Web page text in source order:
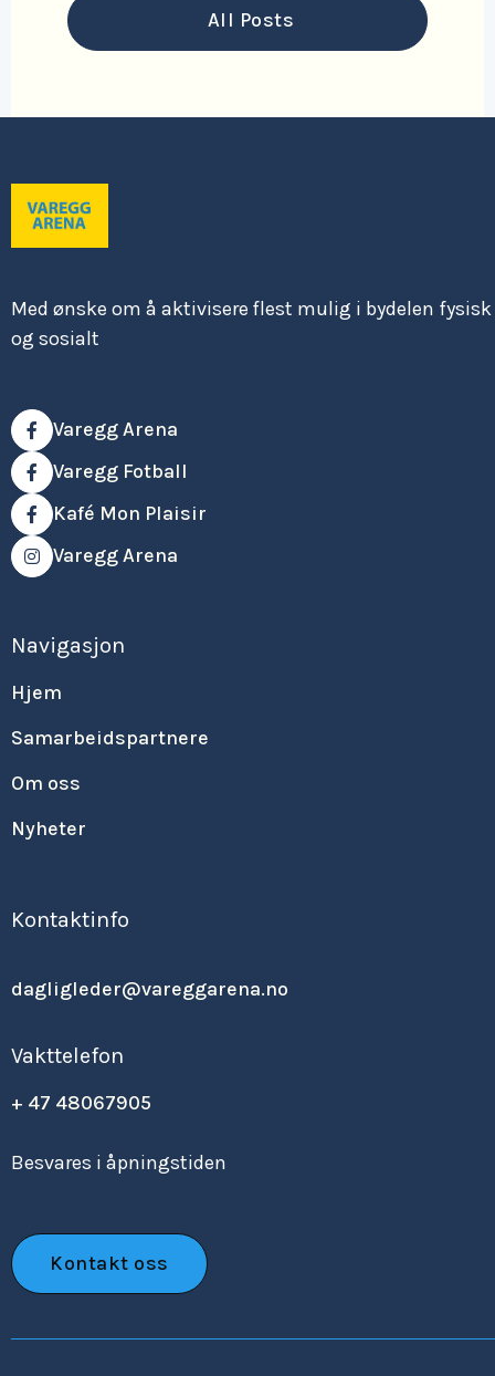
All Posts
Med ønske om å aktivisere flest mulig i bydelen fysisk
og sosialt
 Varegg Arena
 Varegg Fotball
 Kafé Mon Plaisir
 Varegg Arena
Navigasjon
Hjem
Samarbeidspartnere
Om oss
Nyheter
Kontaktinfo
dagligleder@vareggarena.no
Vakttelefon
+ 47 48067905
Besvares i åpningstiden
Kontakt oss